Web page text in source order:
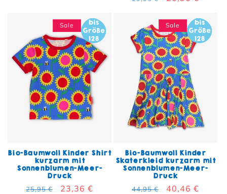
Sale
Bio-Baumwoll Kinder Shirt
kurzarm mit
Sonnenblumen-Meer-
Druck
Normaler Preis
25,95 € Verkaufspreis
23,36 €
Sale
Bio-Baumwoll Kinder
Skaterkleid kurzarm mit
Sonnenblumen-Meer-
Druck
Normaler Preis
44,95 € Verkaufspreis
40,46 €